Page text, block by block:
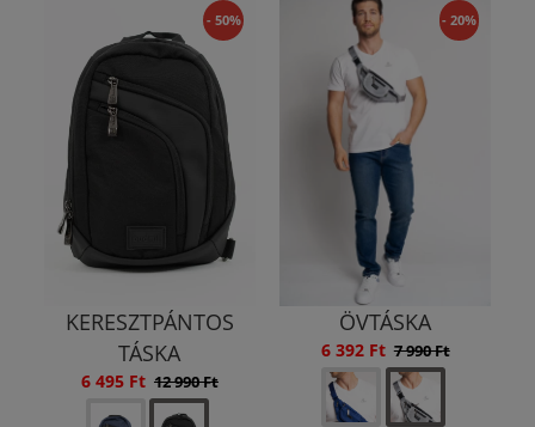
- 50%
KERESZTPÁNTOS
TÁSKA
6 495 Ft 12 990 Ft
- 20%
ÖVTÁSKA
6 392 Ft 7 990 Ft